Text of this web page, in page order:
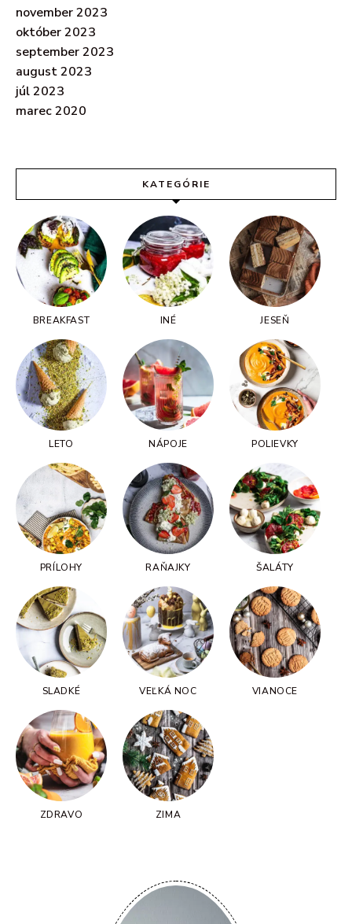
november 2023
október 2023
september 2023
august 2023
júl 2023
marec 2020
KATEGÓRIE
BREAKFAST INÉ JESEŇ
LETO NÁPOJE POLIEVKY
PRÍLOHY RAŇAJKY ŠALÁTY
SLADKÉ VEĽKÁ NOC VIANOCE
ZDRAVO ZIMA